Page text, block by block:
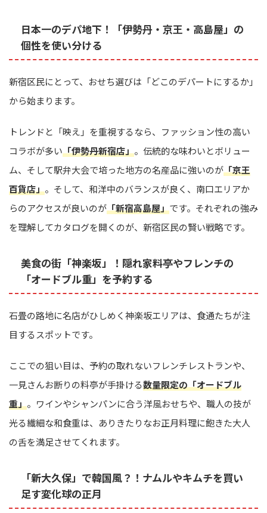
日本一のデパ地下！「伊勢丹・京王・高島屋」の
個性を使い分ける
新宿区民にとって、おせち選びは「どこのデパートにするか」
から始まります。
トレンドと「映え」を重視するなら、ファッション性の高い
コラボが多い「伊勢丹新宿店」。伝統的な味わいとボリュー
ム、そして駅弁大会で培った地方の名産品に強いのが「京王
百貨店」。そして、和洋中のバランスが良く、南口エリアか
らのアクセスが良いのが「新宿高島屋」です。それぞれの強み
を理解してカタログを開くのが、新宿区民の賢い戦略です。
美食の街「神楽坂」！隠れ家料亭やフレンチの
「オードブル重」を予約する
石畳の路地に名店がひしめく神楽坂エリアは、食通たちが注
目するスポットです。
ここでの狙い目は、予約の取れないフレンチレストランや、
一見さんお断りの料亭が手掛ける数量限定の「オードブル
重」。ワインやシャンパンに合う洋風おせちや、職人の技が
光る繊細な和食重は、ありきたりなお正月料理に飽きた大人
の舌を満足させてくれます。
「新大久保」で韓国風？！ナムルやキムチを買い
足す変化球の正月